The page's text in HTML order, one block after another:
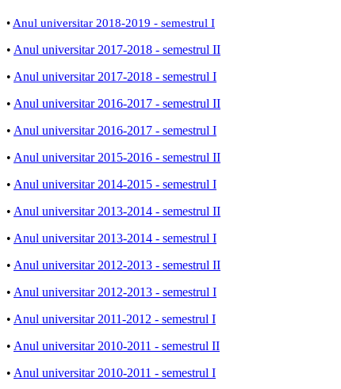
• Anul universitar 2018-2019 - semestrul I
• Anul universitar 2017-2018 - semestrul II
• Anul universitar 2017-2018 - semestrul I
• Anul universitar 2016-2017 - semestrul II
• Anul universitar 2016-2017 - semestrul I
• Anul universitar 2015-2016 - semestrul II
• Anul universitar 2014-2015 - semestrul I
• Anul universitar 2013-2014 - semestrul II
• Anul universitar 2013-2014 - semestrul I
• Anul universitar 2012-2013 - semestrul II
• Anul universitar 2012-2013 - semestrul I
• Anul universitar 2011-2012 - semestrul I
• Anul universitar 2010-2011 - semestrul II
• Anul universitar 2010-2011 - semestrul I